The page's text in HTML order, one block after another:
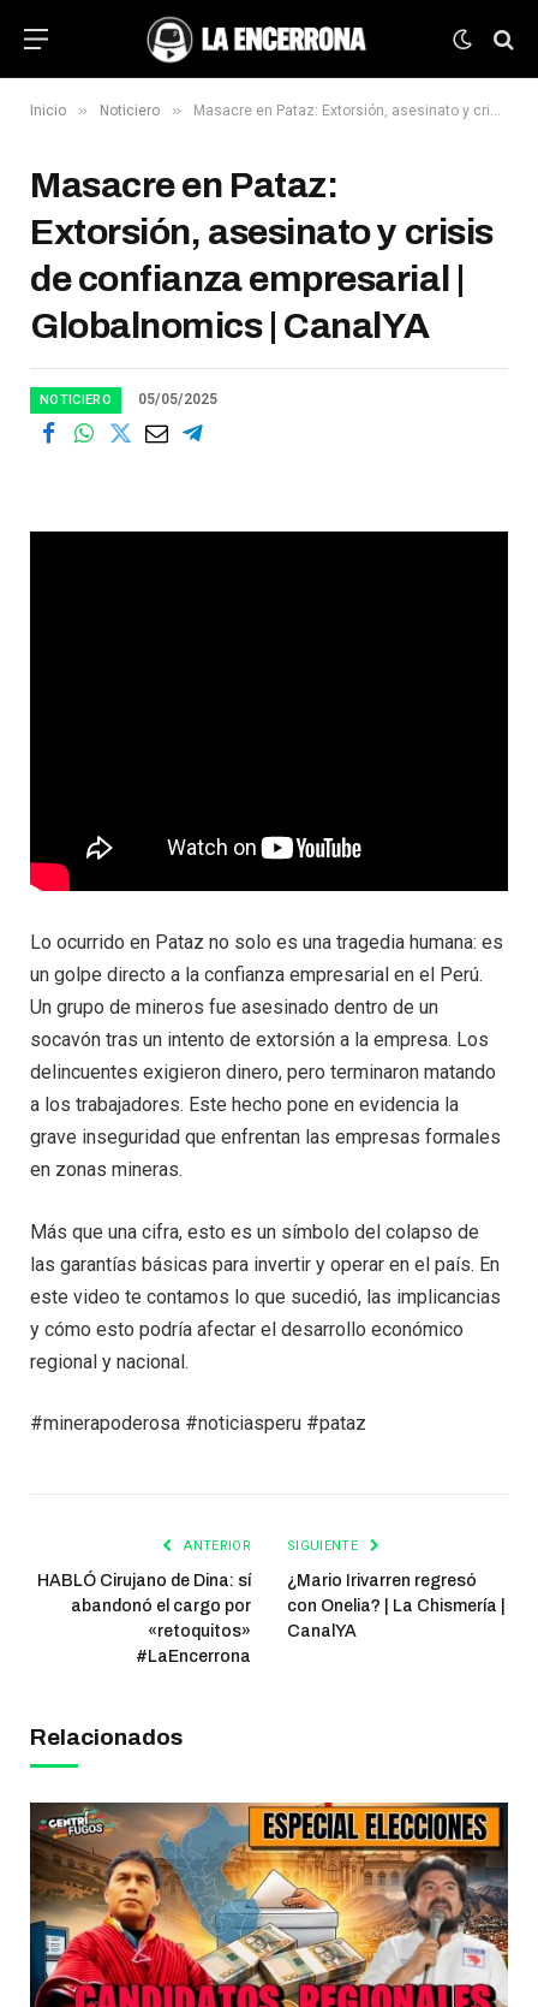
Inicio » Noticiero » Masacre en Pataz: Extorsión, asesinato y crisis de confianza empresarial | Globalnomics | CanalYA
Masacre en Pataz:
Extorsión, asesinato y crisis
de confianza empresarial |
Globalnomics | CanalYA
NOTICIERO 05/05/2025
Lo ocurrido en Pataz no solo es una tragedia humana: es
un golpe directo a la confianza empresarial en el Perú.
Un grupo de mineros fue asesinado dentro de un
socavón tras un intento de extorsión a la empresa. Los
delincuentes exigieron dinero, pero terminaron matando
a los trabajadores. Este hecho pone en evidencia la
grave inseguridad que enfrentan las empresas formales
en zonas mineras.
Más que una cifra, esto es un símbolo del colapso de
las garantías básicas para invertir y operar en el país. En
este video te contamos lo que sucedió, las implicancias
y cómo esto podría afectar el desarrollo económico
regional y nacional.
#minerapoderosa #noticiasperu #pataz
ANTERIOR
HABLÓ Cirujano de Dina: sí
abandonó el cargo por
«retoquitos»
#LaEncerrona
SIGUIENTE
¿Mario Irivarren regresó
con Onelia? | La Chismería |
CanalYA
Relacionados